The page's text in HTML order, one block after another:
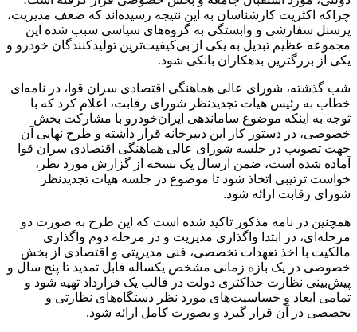
چراکه اکثریت کارشناسان به این نتیجه رسیده‌اند که ضعف مدیریت،
پرسنل سفارشی و وابستگی به گروه‌های سیاسی سبب شده این
مجموعه عظیم تبدیل به یکی از بی‌کیفیت‌ترین تولیدکنندگان خودرو و
یکی از بزرگترین بدهکاران بانکی شود.
شب گذشته، شورای عالی هماهنگی اقتصادی سران قوا، در نامه‌ای
خطاب به رئیس هیات تجدیدنظر شورای رقابت، اعلام کرد که با
توجه به اینکه موضوع ساماندهی ایران‌خودرو با مشارکت بخش
خصوصی، در دستور کار این دبیرخانه قرار داشته و طرح نهایی آن
جهت تصویب در جلسه شورای عالی هماهنگی اقتصادی سران قوا
آماده شده است، ضمن ارسال یک نسخه از گزارش مورد نظر،
خواست ترتیبی اتخاذ شود تا موضوع در جلسه هیات تجدیدنظر
شورای رقابت ارائه شود.
همچنین در نامه مذکور تاکید شده است که این طرح به صورت دو
مرحله‌ای، در ابتدا واگذاری مدیریت و در مرحله دوم واگذاری
مالکیت با اخذ تعهدات تخصصی، فنی مدیریتی و اقتصادی از بخش
خصوصی در یک بازه زمانی مشخص یکساله قابل تمدید تا پنج سال و
پیش‌بینی نظارت حداکثری دولت در قالب یک قرارداد تهیه شود و
تمامی ابعاد و حساسیت‌های مورد نظر دستگاه‌های نظارتی و
تخصصی در آن قرار گیرد و بصورت کامل ارائه شود.